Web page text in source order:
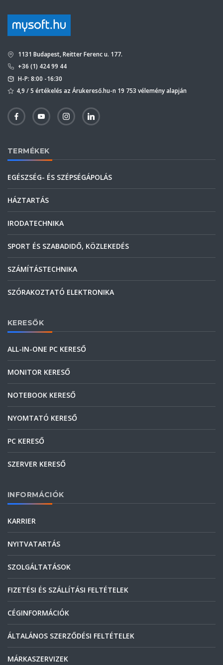
1131 Budapest, Reitter Ferenc u. 177.
+36 (1) 424 99 44
H-P: 8:00 -16:30
4,9 / 5 értékelés az Árukereső.hu-n 19 753 vélemény alapján
TERMÉKEK
EGÉSZSÉG- ÉS SZÉPSÉGÁPOLÁS
HÁZTARTÁS
IRODATECHNIKA
SPORT ÉS SZABADIDŐ, KÖZLEKEDÉS
SZÁMÍTÁSTECHNIKA
SZÓRAKOZTATÓ ELEKTRONIKA
KERESŐK
ALL-IN-ONE PC KERESŐ
MONITOR KERESŐ
NOTEBOOK KERESŐ
NYOMTATÓ KERESŐ
PC KERESŐ
SZERVER KERESŐ
INFORMÁCIÓK
KARRIER
NYITVATARTÁS
SZOLGÁLTATÁSOK
FIZETÉSI ÉS SZÁLLÍTÁSI FELTÉTELEK
CÉGINFORMÁCIÓK
ÁLTALÁNOS SZERZŐDÉSI FELTÉTELEK
MÁRKASZERVIZEK